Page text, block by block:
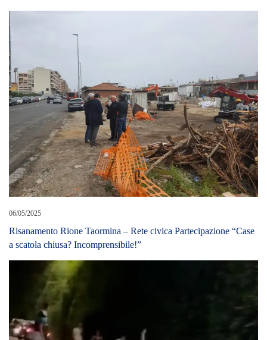
06/05/2025
Risanamento Rione Taormina – Rete civica Partecipazione “Case
a scatola chiusa? Incomprensibile!”